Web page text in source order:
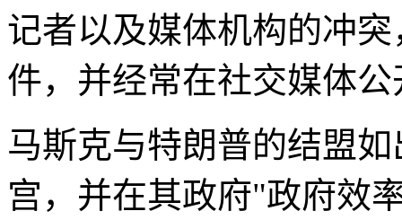
记者以及媒体机构的冲
件，并经常在社交媒体
马斯克与特朗普的结盟
宫，并在其政府"政府效